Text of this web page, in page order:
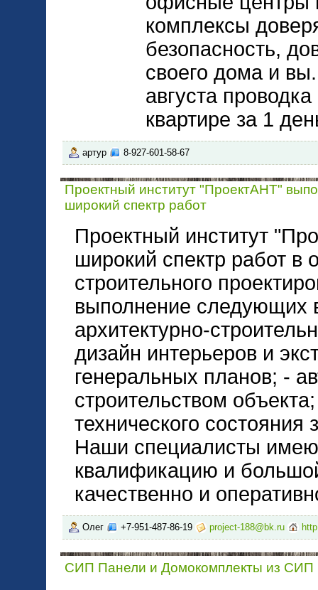
комплексы
безопасность,
своего дома и
августа
квартире за 1
артур 8-927-601-58-67
Проектный институт "ПроектАНТ"
широкий спектр работ
Проектный институт
широкий спектр работ в
строительного
выполнение следующих
архитектурно-
дизайн интерьеров и
генеральных планов; -
строительством
технического
Наши специалисты
квалификацию и
качественно и
Олег +7-951-487-86-19 project-188@bk.ru
СИП Панели и Домокомплекты из СИП